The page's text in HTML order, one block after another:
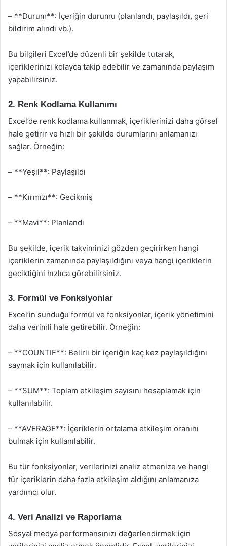
– **Durum**: İçeriğin durumu (planlandı, paylaşıldı, geri
bildirim alındı vb.).
Bu bilgileri Excel’de düzenli bir şekilde tutarak,
içeriklerinizi kolayca takip edebilir ve zamanında paylaşım
yapabilirsiniz.
2. Renk Kodlama Kullanımı
Excel’de renk kodlama kullanmak, içeriklerinizi daha görsel
hale getirir ve hızlı bir şekilde durumlarını anlamanızı
sağlar. Örneğin:
– **Yeşil**: Paylaşıldı
– **Kırmızı**: Gecikmiş
– **Mavi**: Planlandı
Bu şekilde, içerik takviminizi gözden geçirirken hangi
içeriklerin zamanında paylaşıldığını veya hangi içeriklerin
geciktiğini hızlıca görebilirsiniz.
3. Formül ve Fonksiyonlar
Excel’in sunduğu formül ve fonksiyonlar, içerik yönetimini
daha verimli hale getirebilir. Örneğin:
– **COUNTIF**: Belirli bir içeriğin kaç kez paylaşıldığını
saymak için kullanılabilir.
– **SUM**: Toplam etkileşim sayısını hesaplamak için
kullanılabilir.
– **AVERAGE**: İçeriklerin ortalama etkileşim oranını
bulmak için kullanılabilir.
Bu tür fonksiyonlar, verilerinizi analiz etmenize ve hangi
tür içeriklerin daha fazla etkileşim aldığını anlamanıza
yardımcı olur.
4. Veri Analizi ve Raporlama
Sosyal medya performansınızı değerlendirmek için